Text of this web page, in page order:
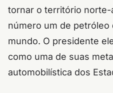
tornar o território
número um de petróleo
mundo. O presidente
como uma de suas
automobilística dos